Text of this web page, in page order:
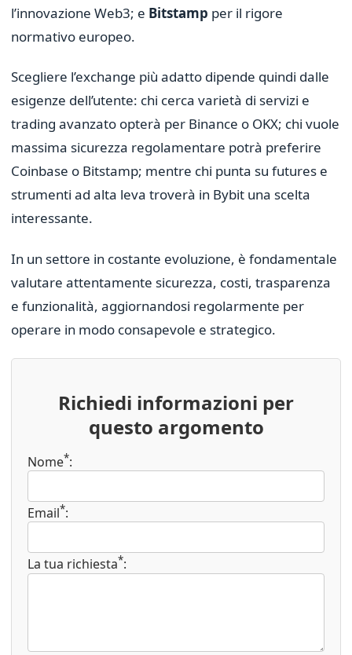
l’innovazione Web3; e Bitstamp per il rigore
normativo europeo.
Scegliere l’exchange più adatto dipende quindi dalle
esigenze dell’utente: chi cerca varietà di servizi e
trading avanzato opterà per Binance o OKX; chi vuole
massima sicurezza regolamentare potrà preferire
Coinbase o Bitstamp; mentre chi punta su futures e
strumenti ad alta leva troverà in Bybit una scelta
interessante.
In un settore in costante evoluzione, è fondamentale
valutare attentamente sicurezza, costi, trasparenza
e funzionalità, aggiornandosi regolarmente per
operare in modo consapevole e strategico.
Richiedi informazioni per
questo argomento
Nome*:
Email*:
La tua richiesta*: